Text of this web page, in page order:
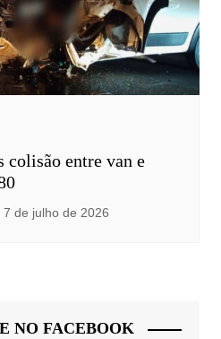
colisão entre van e
7 de julho de 2026
NO FACEBOOK